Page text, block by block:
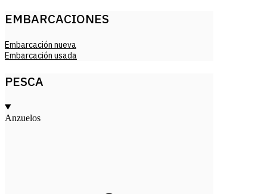
EMBARCACIONES
Embarcación nueva
Embarcación usada
PESCA
Anzuelos